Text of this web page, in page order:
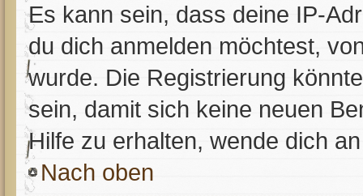
Es kann sein, dass deine IP-
du dich anmelden möchtest,
wurde. Die Registrierung
sein, damit sich keine neuen
Hilfe zu erhalten, wende dich
Nach oben